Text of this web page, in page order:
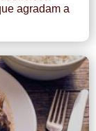
agradam a